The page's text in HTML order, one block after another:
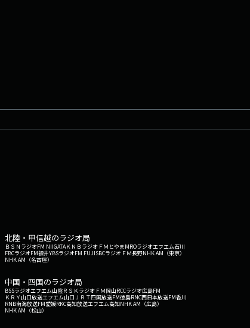
北陸・甲信越のラジオ局
ＢＳＮラジオFM NIIGATAＫＮＢラジオ ＦＭとやまMROラジオエフエム石川
FBCラジオFM福井YBSラジオFM FUJISBCラジオ ＦＭ長野NHK AM（東京）
NHK AM（名古屋）
中国・四国のラジオ局
BSSラジオエフエム山陰ＲＳＫラジオ ＦＭ岡山RCCラジオ広島FM
ＫＲＹ山口放送エフエム山口 ＪＲＴ四国放送FM徳島RNC西日本放送FM香川
RNB南海放送FM愛媛RKC高知放送エフエム高知NHK AM（広島）
NHK AM（松山）